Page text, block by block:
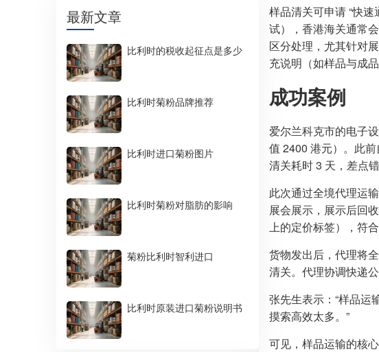
最新文章
比利时的税收起征点是多少
比利时菊粉品牌推荐
比利时进口菊粉图片
比利时菊粉对脂肪的影响
菊粉比利时智利进口
比利时原装进口菊粉说明书
样品清关可申请 “快速
试），香港海关通常
区分处理，尤其针对
充说明（如样品与成
成功案例
爱尔兰科克市的电子
值 2400 港元）。此
清关耗时 3 天，差点
此次通过全境代理运
展会展示，展示后回
上的定价标签），符合
货物发出后，代理将
清关。代理协调快递
张先生表示：“样品运
摸索高效太多。”
可见，样品运输的核